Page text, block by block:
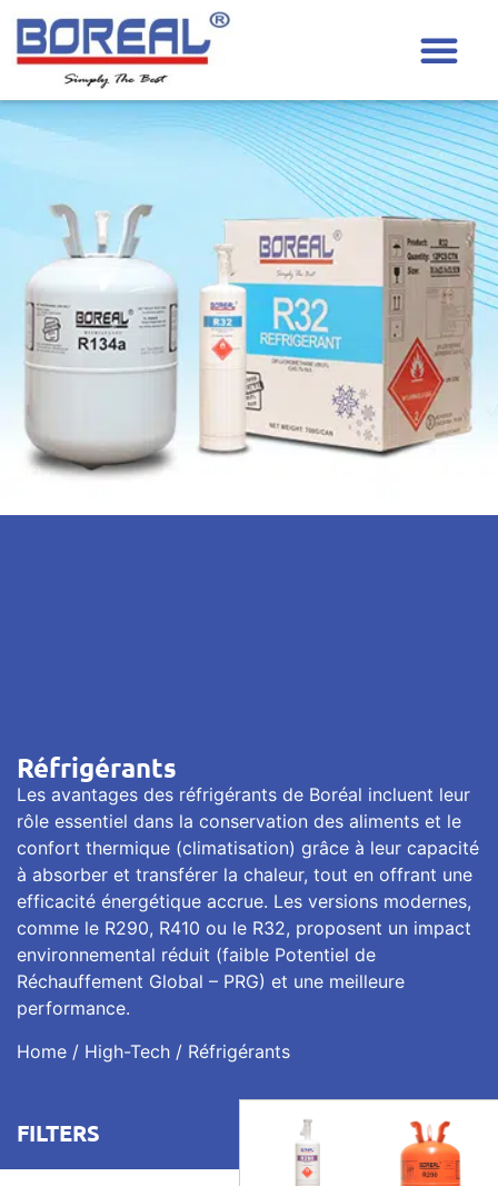
Réfrigérants
Les avantages des réfrigérants de Boréal incluent leur
rôle essentiel dans la conservation des aliments et le
confort thermique (climatisation) grâce à leur capacité
à absorber et transférer la chaleur, tout en offrant une
efficacité énergétique accrue. Les versions modernes,
comme le R290, R410 ou le R32, proposent un impact
environnemental réduit (faible Potentiel de
Réchauffement Global – PRG) et une meilleure
performance.
Home / High-Tech / Réfrigérants
FILTERS